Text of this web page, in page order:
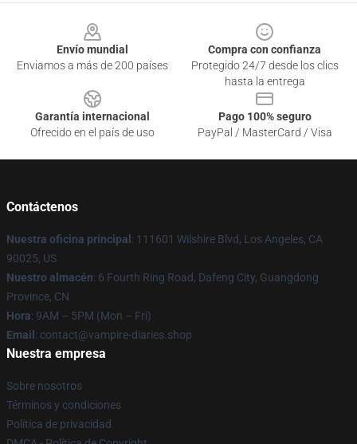
Envío mundial
Enviamos a más de 200 países
Compra con confianza
Protegido 24/7 desde los clics
hasta la entrega
Garantía internacional
Ofrecido en el país de uso
Pago 100% seguro
PayPal / MasterCard / Visa
Contáctenos
Nuestra oficina principal : 111601 Wilshire Blvd, Los Angeles, CA
90025, US
Nuestro almacén: 6 Fourth Ring Road, Dafeng City, Guangdong
Province, CN
Hora: 9AM – 5PM (Mon – Fri)
Email : contact@vampire-diaries.shop
Nuestra empresa
Sobre nosotros
Términos y condiciones
Política de privacidad